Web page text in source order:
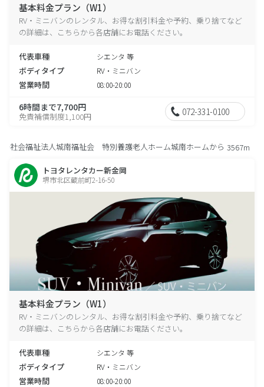
基本料金プラン（W1）
RV・ミニバンのレンタル、お得な割引料金や予約、乗り捨てなど
の詳細は、こちらから各店舗にお電話ください。
代表車種 シエンタ 等
ボディタイプ RV・ミニバン
営業時間 08:00-20:00
6時間まで7,700円
免責補償制度1,100円 072-331-0100
社会福祉法人城南福祉会 特別養護老人ホーム城南ホームから 3567m
トヨタレンタカー新金岡
堺市北区蔵前町2-16-50
基本料金プラン（W1）
RV・ミニバンのレンタル、お得な割引料金や予約、乗り捨てなど
の詳細は、こちらから各店舗にお電話ください。
代表車種 シエンタ 等
ボディタイプ RV・ミニバン
営業時間 08:00-20:00